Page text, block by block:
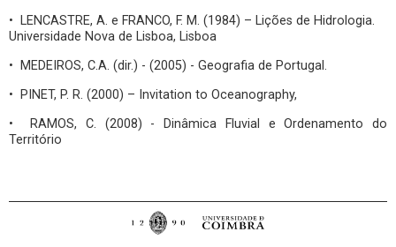
• LENCASTRE, A. e FRANCO, F. M. (1984) – Lições de Hidrologia.
Universidade Nova de Lisboa, Lisboa
• MEDEIROS, C.A. (dir.) - (2005) - Geografia de Portugal.
• PINET, P. R. (2000) – Invitation to Oceanography,
• RAMOS, C. (2008) - Dinâmica Fluvial e Ordenamento do
Território